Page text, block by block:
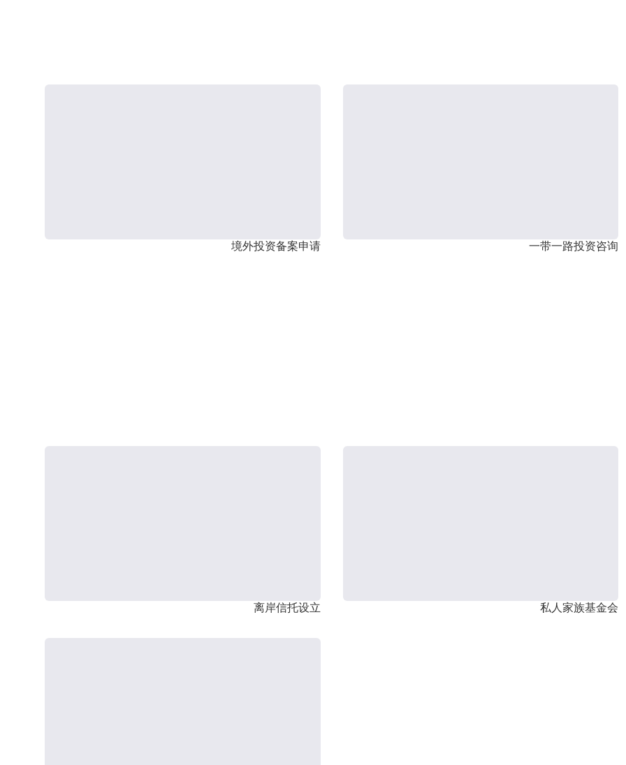
境外投资备案申请 一带一路投资咨询
离岸信托设立 私人家族基金会